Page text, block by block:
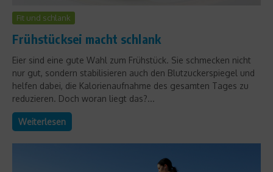
Fit und schlank
Frühstücksei macht schlank
Eier sind eine gute Wahl zum Frühstück. Sie schmecken nicht
nur gut, sondern stabilisieren auch den Blutzuckerspiegel und
helfen dabei, die Kalorienaufnahme des gesamten Tages zu
reduzieren. Doch woran liegt das?...
Weiterlesen